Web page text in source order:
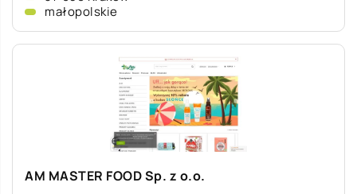
małopolskie
AM MASTER FOOD Sp. z o.o.